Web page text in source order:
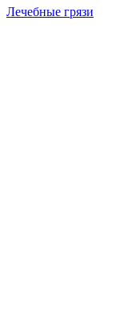
Лечебные грязи